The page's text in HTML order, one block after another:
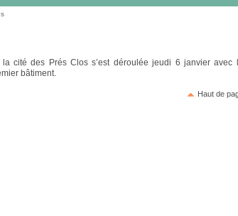
cité des Prés Clos s’est déroulée jeudi 6 janvier avec
bâtiment.
Haut de